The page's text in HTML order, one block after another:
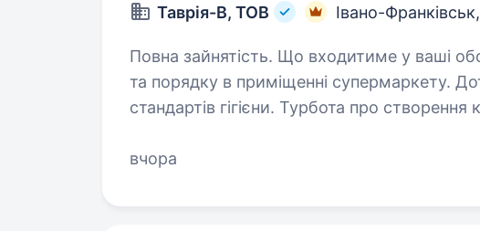
Таврія-В, ТОВ Івано-Франківськ,
Повна зайнятість. Що входитиме у ваші обов’язки: Підтримка чистоти
та порядку в приміщенні супермаркету. Дотримання санітарних норм і
стандартів гігієни. Турбота про створення комфортного і затишного
вчора